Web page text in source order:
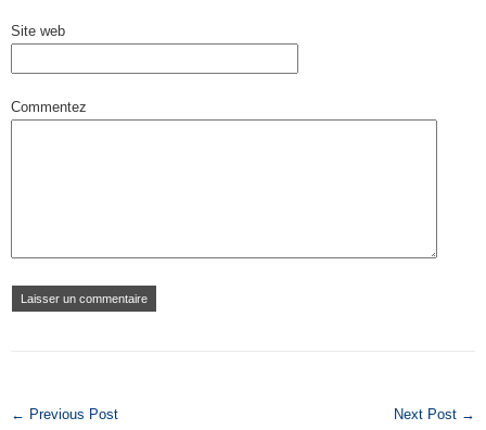
Site web
Commentez
← Previous Post Next Post →